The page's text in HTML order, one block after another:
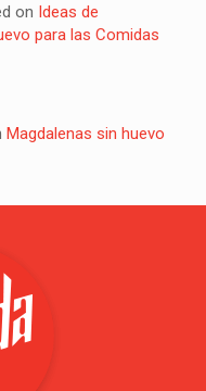
on Ideas de
para las Comidas
Magdalenas sin huevo